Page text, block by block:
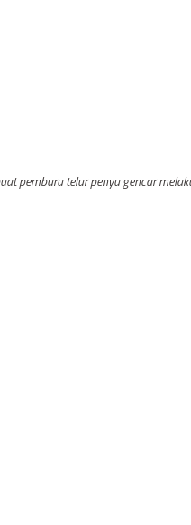
pemburu telur penyu gencar